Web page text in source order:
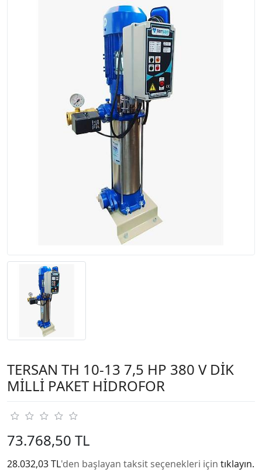
TERSAN TH 10-13 7,5 HP 380 V DİK
MİLLİ PAKET HİDROFOR
73.768,50 TL
28.032,03 TL'den başlayan taksit seçenekleri için tıklayın.